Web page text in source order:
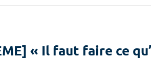
« Il faut faire ce